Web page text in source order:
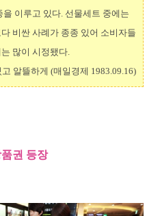
이루고 있다. 선물세트 중에는
비싼 사례가 종종 있어 소비자들
많이 시정됐다.
알뜰하게 (매일경제 1983.09.16)
권 등장